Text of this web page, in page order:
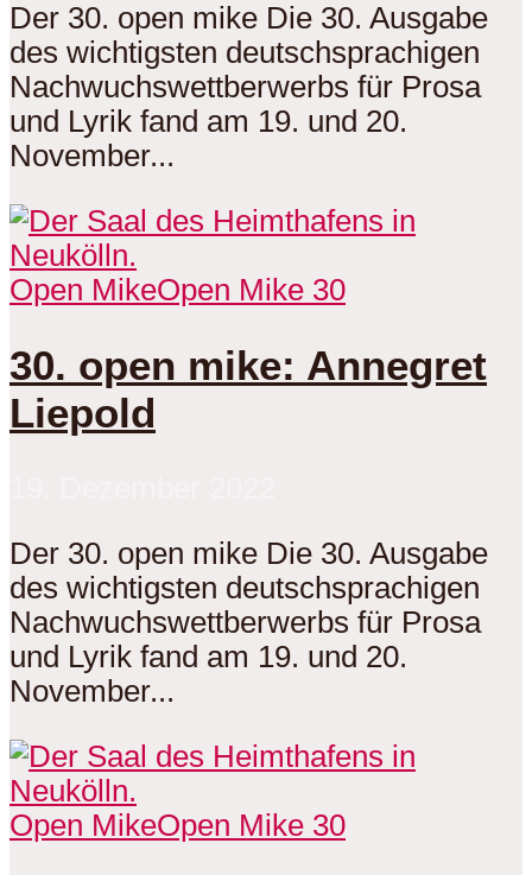
Der 30. open mike Die 30. Ausgabe
des wichtigsten deutschsprachigen
Nachwuchswettberwerbs für Prosa
und Lyrik fand am 19. und 20.
November...
Open MikeOpen Mike 30
30. open mike: Annegret
Liepold
Der 30. open mike Die 30. Ausgabe
des wichtigsten deutschsprachigen
Nachwuchswettberwerbs für Prosa
und Lyrik fand am 19. und 20.
November...
Open MikeOpen Mike 30